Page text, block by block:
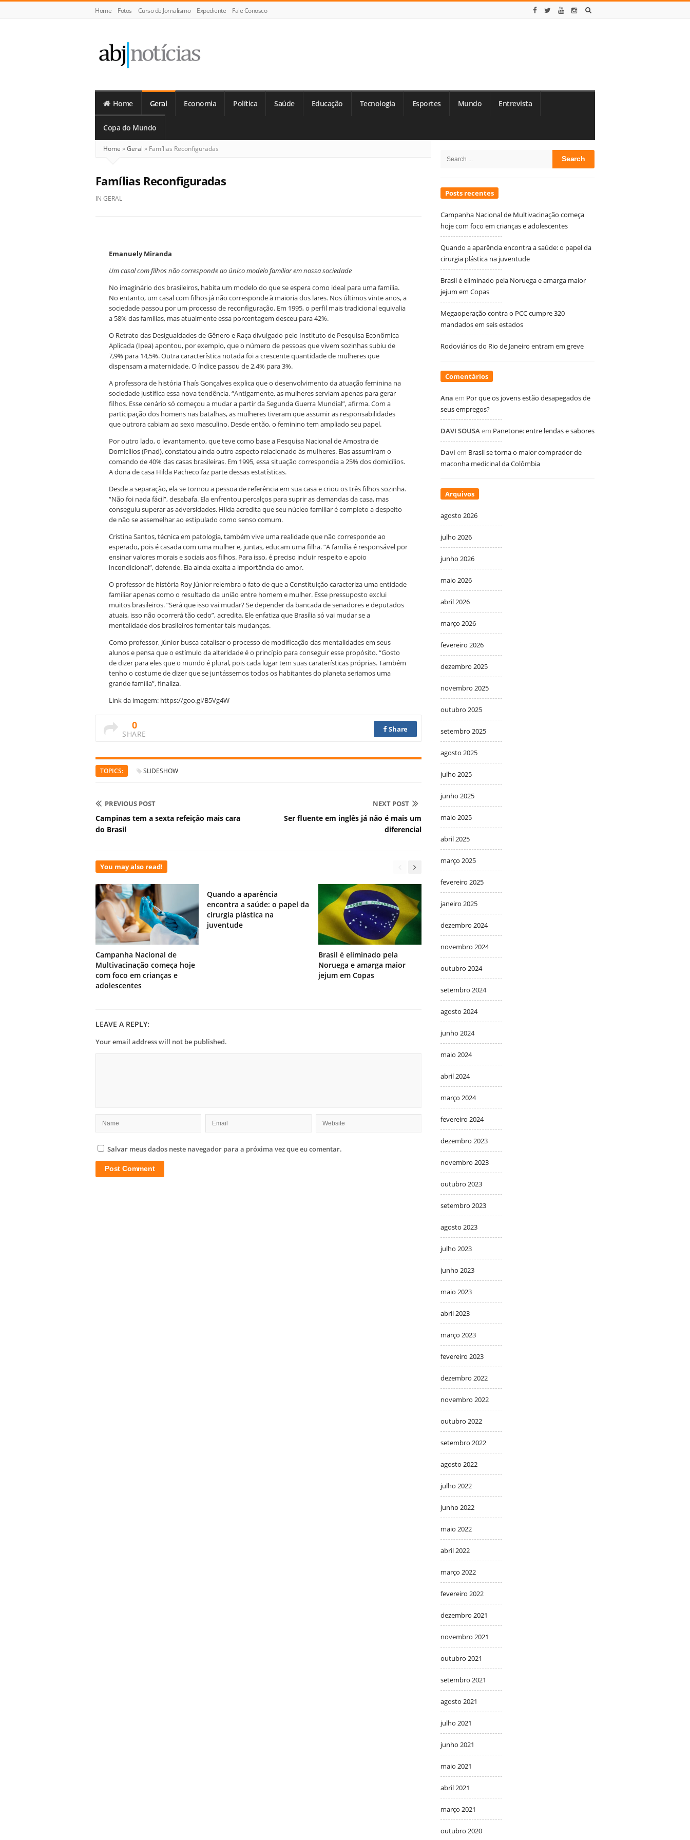
Home Fotos Curso de Jornalismo Expediente Fale Conosco
Notícias
Home Geral Economia Política Saúde Educação Tecnologia Esportes Mundo Entrevista
Copa do Mundo
Home »Geral » Famílias Reconfiguradas
Famílias Reconfiguradas
IN GERAL
Emanuely Miranda
Um casal com filhos não corresponde ao único modelo familiar em nossa sociedade
No imaginário dos brasileiros, habita um modelo do que se espera como ideal para uma família.
No entanto, um casal com filhos já não corresponde à maioria dos lares. Nos últimos vinte anos, a
sociedade passou por um processo de reconfiguração. Em 1995, o perfil mais tradicional equivalia
a 58% das famílias, mas atualmente essa porcentagem desceu para 42%.
O Retrato das Desigualdades de Gênero e Raça divulgado pelo Instituto de Pesquisa Econômica
Aplicada (Ipea) apontou, por exemplo, que o número de pessoas que vivem sozinhas subiu de
7,9% para 14,5%. Outra característica notada foi a crescente quantidade de mulheres que
dispensam a maternidade. O índice passou de 2,4% para 3%.
A professora de história Thaís Gonçalves explica que o desenvolvimento da atuação feminina na
sociedade justifica essa nova tendência. “Antigamente, as mulheres serviam apenas para gerar
filhos. Esse cenário só começou a mudar a partir da Segunda Guerra Mundial”, afirma. Com a
participação dos homens nas batalhas, as mulheres tiveram que assumir as responsabilidades
que outrora cabiam ao sexo masculino. Desde então, o feminino tem ampliado seu papel.
Por outro lado, o levantamento, que teve como base a Pesquisa Nacional de Amostra de
Domicílios (Pnad), constatou ainda outro aspecto relacionado às mulheres. Elas assumiram o
comando de 40% das casas brasileiras. Em 1995, essa situação correspondia a 25% dos domicílios.
A dona de casa Hilda Pacheco faz parte dessas estatísticas.
Desde a separação, ela se tornou a pessoa de referência em sua casa e criou os três filhos sozinha.
“Não foi nada fácil”, desabafa. Ela enfrentou percalços para suprir as demandas da casa, mas
conseguiu superar as adversidades. Hilda acredita que seu núcleo familiar é completo a despeito
de não se assemelhar ao estipulado como senso comum.
Cristina Santos, técnica em patologia, também vive uma realidade que não corresponde ao
esperado, pois é casada com uma mulher e, juntas, educam uma filha. “A família é responsável por
ensinar valores morais e sociais aos filhos. Para isso, é preciso incluir respeito e apoio
incondicional”, defende. Ela ainda exalta a importância do amor.
O professor de história Roy Júnior relembra o fato de que a Constituição caracteriza uma entidade
familiar apenas como o resultado da união entre homem e mulher. Esse pressuposto exclui
muitos brasileiros. “Será que isso vai mudar? Se depender da bancada de senadores e deputados
atuais, isso não ocorrerá tão cedo”, acredita. Ele enfatiza que Brasília só vai mudar se a
mentalidade dos brasileiros fomentar tais mudanças.
Como professor, Júnior busca catalisar o processo de modificação das mentalidades em seus
alunos e pensa que o estímulo da alteridade é o princípio para conseguir esse propósito. “Gosto
de dizer para eles que o mundo é plural, pois cada lugar tem suas caraterísticas próprias. Também
tenho o costume de dizer que se juntássemos todos os habitantes do planeta seriamos uma
grande família”, finaliza.
Link da imagem: https://goo.gl/B5Vg4W
0
SHARE
Share
TOPICS: SLIDESHOW
PREVIOUS POST
Campinas tem a sexta refeição mais cara
do Brasil
NEXT POST
Ser fluente em inglês já não é mais um
diferencial
You may also read!
Campanha Nacional de
Multivacinação começa hoje
com foco em crianças e
adolescentes
Quando a aparência
encontra a saúde: o papel da
cirurgia plástica na
juventude
Brasil é eliminado pela
Noruega e amarga maior
jejum em Copas
LEAVE A REPLY:
Your email address will not be published.
Salvar meus dados neste navegador para a próxima vez que eu comentar.
Sidebar
Search
Posts recentes
Campanha Nacional de Multivacinação começa
hoje com foco em crianças e adolescentes
Quando a aparência encontra a saúde: o papel da
cirurgia plástica na juventude
Brasil é eliminado pela Noruega e amarga maior
jejum em Copas
Megaoperação contra o PCC cumpre 320
mandados em seis estados
Rodoviários do Rio de Janeiro entram em greve
Comentários
Ana em Por que os jovens estão desapegados de
seus empregos?
DAVI SOUSAem Panetone: entre lendas e sabores
Davi em Brasil se torna o maior comprador de
maconha medicinal da Colômbia
Arquivos
agosto 2026
julho 2026
junho 2026
maio 2026
abril 2026
março 2026
fevereiro 2026
dezembro 2025
novembro 2025
outubro 2025
setembro 2025
agosto 2025
julho 2025
junho 2025
maio 2025
abril 2025
março 2025
fevereiro 2025
janeiro 2025
dezembro 2024
novembro 2024
outubro 2024
setembro 2024
agosto 2024
junho 2024
maio 2024
abril 2024
março 2024
fevereiro 2024
dezembro 2023
novembro 2023
outubro 2023
setembro 2023
agosto 2023
julho 2023
junho 2023
maio 2023
abril 2023
março 2023
fevereiro 2023
dezembro 2022
novembro 2022
outubro 2022
setembro 2022
agosto 2022
julho 2022
junho 2022
maio 2022
abril 2022
março 2022
fevereiro 2022
dezembro 2021
novembro 2021
outubro 2021
setembro 2021
agosto 2021
julho 2021
junho 2021
maio 2021
abril 2021
março 2021
outubro 2020